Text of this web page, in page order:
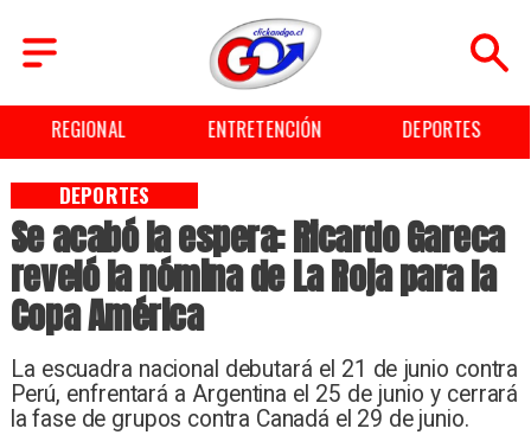
ENTRETENCIÓN DEPORTES CULTURA
Se acabó la espera: Ricardo Gareca
reveló la nómina de La Roja para la
Copa América
La escuadra nacional debutará el 21 de junio contra
Perú, enfrentará a Argentina el 25 de junio y cerrará
la fase de grupos contra Canadá el 29 de junio.
DEPORTES